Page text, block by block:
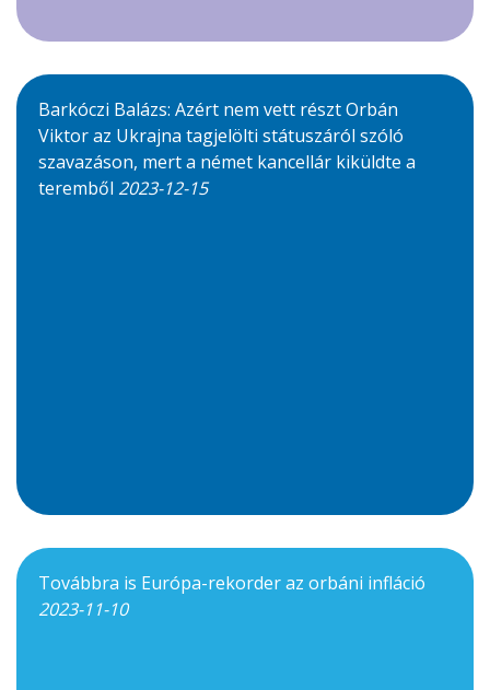
Barkóczi Balázs: Azért nem vett részt Orbán
Viktor az Ukrajna tagjelölti státuszáról szóló
szavazáson, mert a német kancellár kiküldte a
teremből 2023-12-15
Továbbra is Európa-rekorder az orbáni infláció
2023-11-10